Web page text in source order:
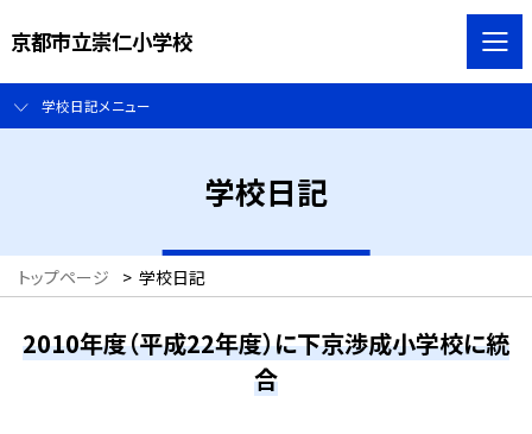
京都市立崇仁小学校
学校日記メニュー
学校日記
トップページ > 学校日記
2010年度（平成22年度）に下京渉成小学校に統
合